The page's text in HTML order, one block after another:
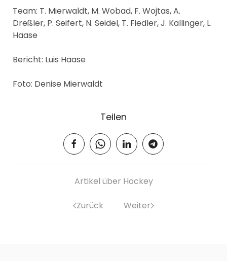
Team: T. Mierwaldt, M. Wobad, F. Wojtas, A.
Dreßler, P. Seifert, N. Seidel, T. Fiedler, J. Kallinger, L.
Haase
Bericht: Luis Haase
Foto: Denise Mierwaldt
Teilen
Artikel über Hockey
Zurück Weiter